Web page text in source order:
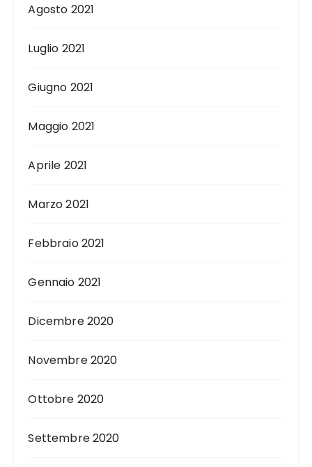
Agosto 2021
Luglio 2021
Giugno 2021
Maggio 2021
Aprile 2021
Marzo 2021
Febbraio 2021
Gennaio 2021
Dicembre 2020
Novembre 2020
Ottobre 2020
Settembre 2020